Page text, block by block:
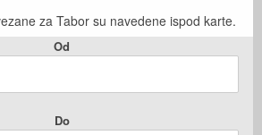
za Tabor su navedene ispod karte.
Od
Do